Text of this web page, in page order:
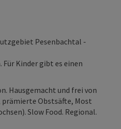
Pesenbachtal -
Kinder gibt es einen
Hausgemacht und frei von
prämierte Obstsäfte, Most
Slow Food. Regional.